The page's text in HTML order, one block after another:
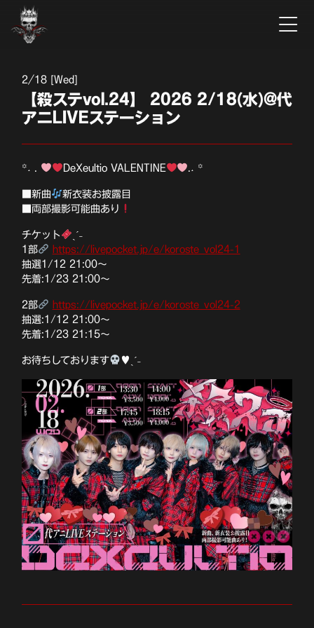
2 18 [Wed]
【殺ステvol.24】 2026 2/18(水)@代
アニLIVEステーション
꙳˖ . DeXeultio VALENTINE .˖ ꙳
■新曲
新衣装お披露目
■両部撮影可能曲あり
チケット
ˎˊ˗
1部
https://livepocket.jp/e/koroste_vol24-1
抽選1/12 21:00〜
先着:1/23 21:00〜
2部
https://livepocket.jp/e/koroste_vol24-2
抽選:1/12 21:00〜
先着:1/23 21:15〜
お待ちしております ♥️ ˎˊ˗